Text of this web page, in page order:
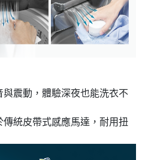
震動，體驗深夜也能洗衣不
統皮帶式感應馬達，耐用扭